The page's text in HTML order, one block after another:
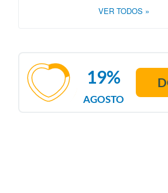
VER TODOS »
AGOSTO
19%